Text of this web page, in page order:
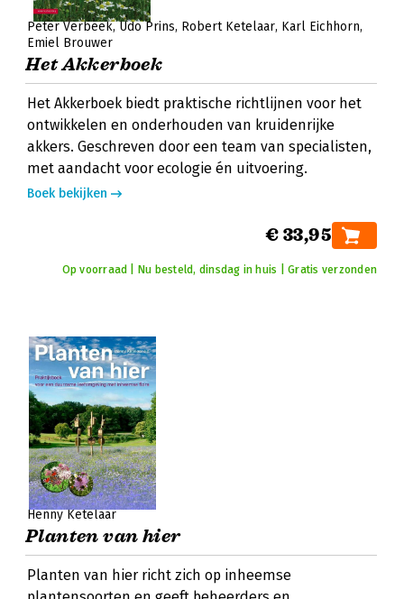
Peter Verbeek Udo Prins Robert Ketelaar Karl Eichhorn
Emiel Brouwer
Het Akkerboek
Het Akkerboek biedt praktische richtlijnen voor het
ontwikkelen en onderhouden van kruidenrijke
akkers. Geschreven door een team van specialisten,
met aandacht voor ecologie én uitvoering.
Boek bekijken
€ 33,95
Op voorraad | Nu besteld, dinsdag in huis | Gratis verzonden
Henny Ketelaar
Planten van hier
Planten van hier richt zich op inheemse